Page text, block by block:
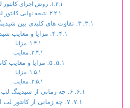
روش اجرای کانتور
نتیجه نهایی کانتور
۳. تفاوت های کلیدی بین شیدینگ لب و کانتور لب
۴. مزایا و معایب شیدینگ لب
مزایا
معایب
۵. مزایا و معایب کانتور لب
مزایا
معایب
۶. چه زمانی از شیدینگ لب استفاده کنیم؟
۷. چه زمانی از کانتور لب استفاده کنیم؟